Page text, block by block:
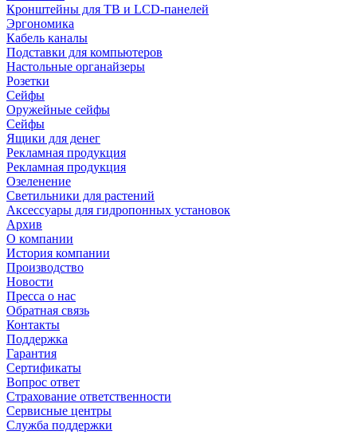
Кронштейны для ТВ и LCD-панелей
Эргономика
Кабель каналы
Подставки для компьютеров
Настольные органайзеры
Розетки
Сейфы
Оружейные сейфы
Сейфы
Ящики для денег
Рекламная продукция
Рекламная продукция
Озеленение
Светильники для растений
Аксессуары для гидропонных установок
Архив
О компании
История компании
Производство
Новости
Пресса о нас
Обратная связь
Контакты
Поддержка
Гарантия
Сертификаты
Вопрос ответ
Страхование ответственности
Сервисные центры
Служба поддержки